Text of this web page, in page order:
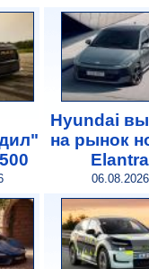
Hyundai
на рынок
Elantra
06.08.2026